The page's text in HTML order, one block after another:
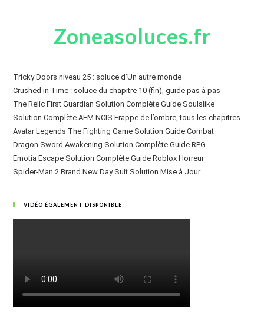
Zoneasoluces.fr
Tricky Doors niveau 25 : soluce d’Un autre monde
Crushed in Time : soluce du chapitre 10 (fin), guide pas à pas
The Relic First Guardian Solution Complète Guide Soulslike
Solution Complète AEM NCIS Frappe de l’ombre, tous les chapitres
Avatar Legends The Fighting Game Solution Guide Combat
Dragon Sword Awakening Solution Complète Guide RPG
Emotia Escape Solution Complète Guide Roblox Horreur
Spider-Man 2 Brand New Day Suit Solution Mise à Jour
VIDÉO ÉGALEMENT DISPONIBLE